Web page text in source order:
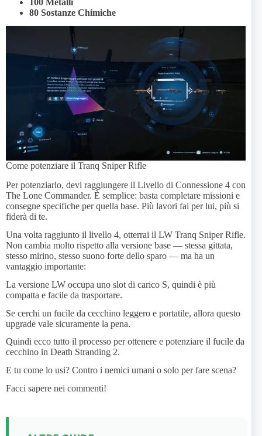
80 Sostanze Chimiche
Come potenziare il Tranq Sniper Rifle
Per potenziarlo, devi raggiungere il Livello di Connessione 4 con
The Lone Commander. È semplice: basta completare missioni e
consegne specifiche per quella base. Più lavori fai per lui, più si
fiderà di te.
Una volta raggiunto il livello 4, otterrai il LW Tranq Sniper Rifle.
Non cambia molto rispetto alla versione base — stessa gittata,
stesso mirino, stesso suono forte dello sparo — ma ha un
vantaggio importante:
La versione LW occupa uno slot di carico S, quindi è più
compatta e facile da trasportare.
Se cerchi un fucile da cecchino leggero e portatile, allora questo
upgrade vale sicuramente la pena.
Quindi ecco tutto il processo per ottenere e potenziare il fucile da
cecchino in Death Stranding 2.
E tu come lo usi? Contro i nemici umani o solo per fare scena?
Facci sapere nei commenti!